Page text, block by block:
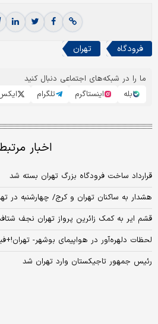
فرودگاه تهران
ما را در شبکه‌های اجتماعی دنبال کنید
بله
اینستاگرم تلگرام
اخبار
قرارداد ساخت فرودگاه بزرگ تهران بسته شد
هشدار به ساکنان تهران و کرج/ چهارشنبه در
قشم ایر به کمک زائرین پرواز تهران نجف
لحظات دلهره‌آور در هواپیمای بوشهر-
رئیس جمهور تاجیکستان وارد تهران شد